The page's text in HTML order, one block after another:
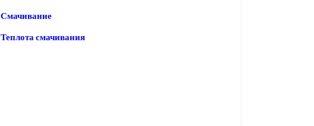
Смачивание
Теплота смачивания